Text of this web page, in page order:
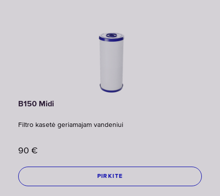
B150 Midi
Filtro kasetė geriamajam vandeniui
90 €
PIRKITE